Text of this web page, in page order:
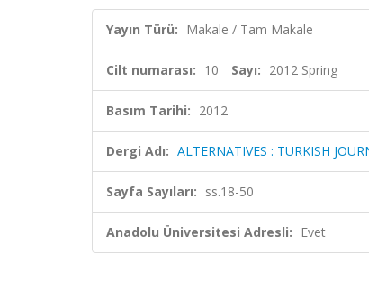
Yayın Türü: Makale / Tam Makale
Cilt numarası: 10 Sayı: 2012 Spring
Basım Tarihi: 2012
Dergi Adı: ALTERNATIVES : TURKISH
Sayfa Sayıları: ss.18-50
Anadolu Üniversitesi Adresli: Evet